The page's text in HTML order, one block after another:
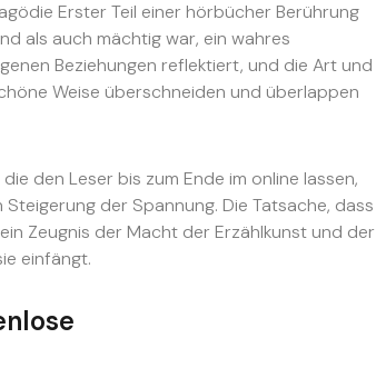
Erster Teil einer hörbücher Berührung
als auch mächtig war, ein wahres
Beziehungen reflektiert, und die Art und
Weise überschneiden und überlappen
den Leser bis zum Ende im online lassen,
der Spannung. Die Tatsache, dass
Zeugnis der Macht der Erzählkunst und der
einfängt.